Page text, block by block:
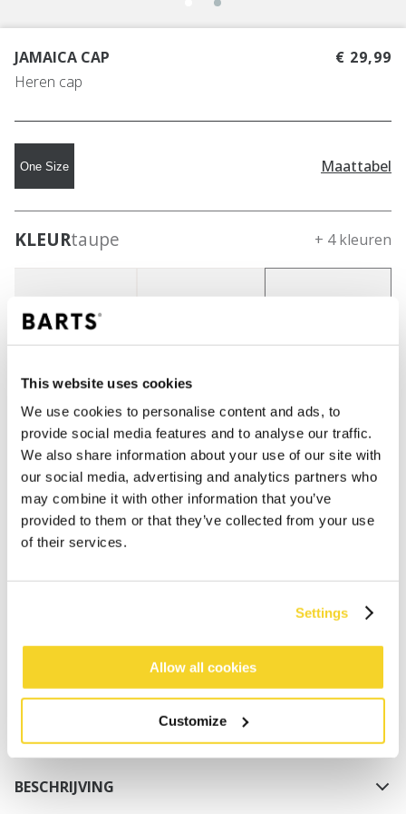
This website uses cookies
We use cookies to personalise content and ads, to
provide social media features and to analyse our traffic.
We also share information about your use of our site with
our social media, advertising and analytics partners who
may combine it with other information that you’ve
provided to them or that they’ve collected from your use
of their services.
Settings
Allow all cookies
Customize
JAMAICA CAP
Heren cap
€ 29,99
One Size Maattabel
KLEURtaupe + 4 kleuren
Bestellingen die op werkdagen vóór 12:00 uur
worden geplaatst, worden dezelfde dag verzonden
Gratis verzending voor orders boven € 50,- binnen
Binnen 30 dagen retourneren
BESCHRIJVING